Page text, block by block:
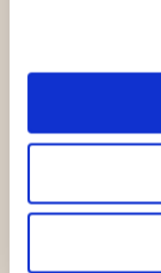
settimana
possibilità di
Continua